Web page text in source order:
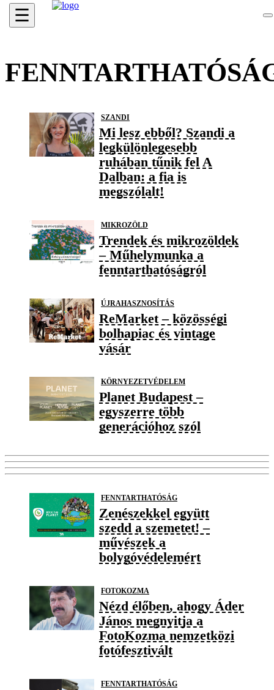
☰
SZANDI
Mi lesz ebből? Szandi a
legkülönlegesebb
ruhában tűnik fel A
Dalban: a fia is
megszólalt!
MIKROZÖLD
Trendek és mikrozöldek
– Műhelymunka a
fenntarthatóságról
ÚJRAHASZNOSÍTÁS
ReMarket – közösségi
bolhapiac és vintage
vásár
KÖRNYEZETVÉDELEM
Planet Budapest –
egyszerre több
generációhoz szól
FENNTARTHATÓSÁG
Zenészekkel együtt
szedd a szemetet! –
művészek a
bolygóvédelemért
FOTOKOZMA
Nézd élőben, ahogy Áder
János megnyitja a
FotoKozma nemzetközi
fotófesztivált
FENNTARTHATÓSÁG